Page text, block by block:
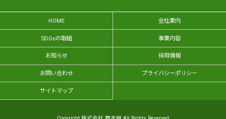
HOME 会社案内
SDGsの取組 事業内容
お知らせ 採用情報
お問い合わせ プライバシーポリシー
サイトマップ